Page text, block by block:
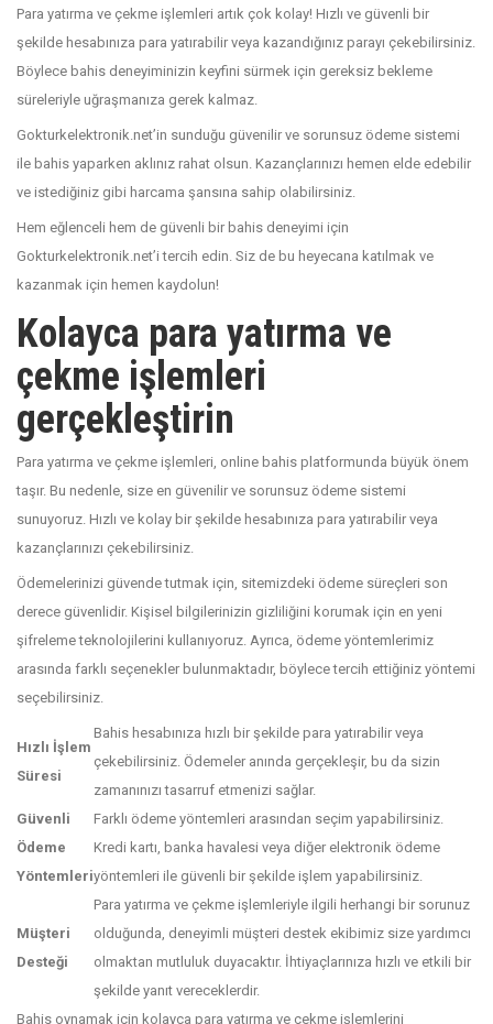
Para yatırma ve çekme işlemleri artık çok kolay! Hızlı ve güvenli bir
şekilde hesabınıza para yatırabilir veya kazandığınız parayı çekebilirsiniz.
Böylece bahis deneyiminizin keyfini sürmek için gereksiz bekleme
süreleriyle uğraşmanıza gerek kalmaz.
Gokturkelektronik.net’in sunduğu güvenilir ve sorunsuz ödeme sistemi
ile bahis yaparken aklınız rahat olsun. Kazançlarınızı hemen elde edebilir
ve istediğiniz gibi harcama şansına sahip olabilirsiniz.
Hem eğlenceli hem de güvenli bir bahis deneyimi için
Gokturkelektronik.net’i tercih edin. Siz de bu heyecana katılmak ve
kazanmak için hemen kaydolun!
Kolayca para yatırma ve
çekme işlemleri
gerçekleştirin
Para yatırma ve çekme işlemleri, online bahis platformunda büyük önem
taşır. Bu nedenle, size en güvenilir ve sorunsuz ödeme sistemi
sunuyoruz. Hızlı ve kolay bir şekilde hesabınıza para yatırabilir veya
kazançlarınızı çekebilirsiniz.
Ödemelerinizi güvende tutmak için, sitemizdeki ödeme süreçleri son
derece güvenlidir. Kişisel bilgilerinizin gizliliğini korumak için en yeni
şifreleme teknolojilerini kullanıyoruz. Ayrıca, ödeme yöntemlerimiz
arasında farklı seçenekler bulunmaktadır, böylece tercih ettiğiniz yöntemi
seçebilirsiniz.
Hızlı İşlem
Süresi
Bahis hesabınıza hızlı bir şekilde para yatırabilir veya
çekebilirsiniz. Ödemeler anında gerçekleşir, bu da sizin
zamanınızı tasarruf etmenizi sağlar.
Güvenli
Ödeme
Yöntemleri
Farklı ödeme yöntemleri arasından seçim yapabilirsiniz.
Kredi kartı, banka havalesi veya diğer elektronik ödeme
yöntemleri ile güvenli bir şekilde işlem yapabilirsiniz.
Müşteri
Desteği
Para yatırma ve çekme işlemleriyle ilgili herhangi bir sorunuz
olduğunda, deneyimli müşteri destek ekibimiz size yardımcı
olmaktan mutluluk duyacaktır. İhtiyaçlarınıza hızlı ve etkili bir
şekilde yanıt vereceklerdir.
Bahis oynamak için kolayca para yatırma ve çekme işlemlerini